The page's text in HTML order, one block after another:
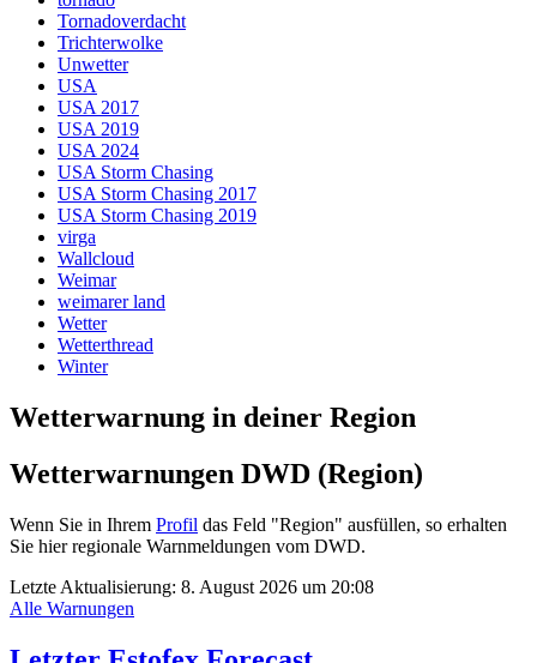
Tornadoverdacht
Trichterwolke
Unwetter
USA
USA 2017
USA 2019
USA 2024
USA Storm Chasing
USA Storm Chasing 2017
USA Storm Chasing 2019
virga
Wallcloud
Weimar
weimarer land
Wetter
Wetterthread
Winter
Wetterwarnung in deiner Region
Wetterwarnungen DWD (Region)
Wenn Sie in Ihrem Profil das Feld "Region" ausfüllen, so erhalten
Sie hier regionale Warnmeldungen vom DWD.
Letzte Aktualisierung: 8. August 2026 um 20:08
Alle Warnungen